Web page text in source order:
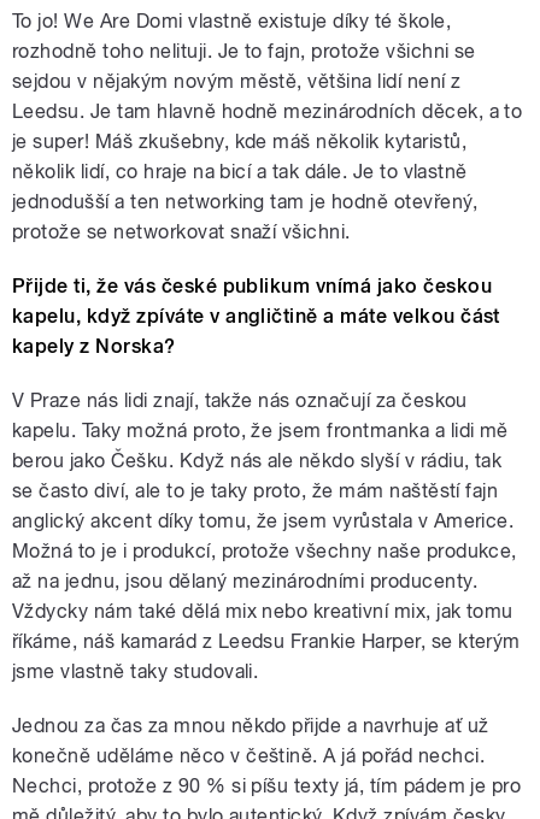
To jo! We Are Domi vlastně existuje díky té škole,
rozhodně toho nelituji. Je to fajn, protože všichni se
sejdou v nějakým novým městě, většina lidí není z
Leedsu. Je tam hlavně hodně mezinárodních děcek, a to
je super! Máš zkušebny, kde máš několik kytaristů,
několik lidí, co hraje na bicí a tak dále. Je to vlastně
jednodušší a ten networking tam je hodně otevřený,
protože se networkovat snaží všichni.
Přijde ti, že vás české publikum vnímá jako českou
kapelu, když zpíváte v angličtině a máte velkou část
kapely z Norska?
V Praze nás lidi znají, takže nás označují za českou
kapelu. Taky možná proto, že jsem frontmanka a lidi mě
berou jako Češku. Když nás ale někdo slyší v rádiu, tak
se často diví, ale to je taky proto, že mám naštěstí fajn
anglický akcent díky tomu, že jsem vyrůstala v Americe.
Možná to je i produkcí, protože všechny naše produkce,
až na jednu, jsou dělaný mezinárodními producenty.
Vždycky nám také dělá mix nebo kreativní mix, jak tomu
říkáme, náš kamarád z Leedsu Frankie Harper, se kterým
jsme vlastně taky studovali.
Jednou za čas za mnou někdo přijde a navrhuje ať už
konečně uděláme něco v češtině. A já pořád nechci.
Nechci, protože z 90 % si píšu texty já, tím pádem je pro